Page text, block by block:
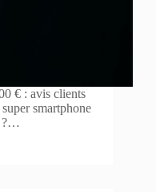
€ : avis clients
smartphone
?…